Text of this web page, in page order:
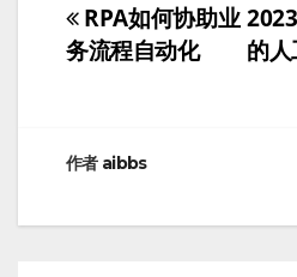
文
章
航
的
RPA如何协助业
务流程自动化
作者 aibbs